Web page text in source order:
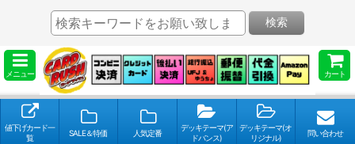
メニュー カート
検索
値下げカード一
覧
SALE＆特価 人気定番
デッキテーマ(ア
ドバンス)
デッキテーマ(オ
リジナル)
問い合わせ